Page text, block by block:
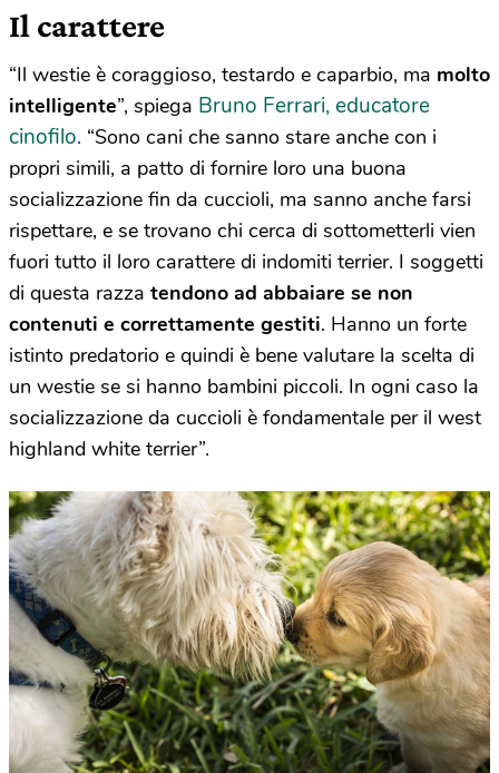
Il carattere
“Il westie è coraggioso, testardo e caparbio, ma molto
intelligente”, spiega Bruno Ferrari, educatore
cinofilo. “Sono cani che sanno stare anche con i
propri simili, a patto di fornire loro una buona
socializzazione fin da cuccioli, ma sanno anche farsi
rispettare, e se trovano chi cerca di sottometterli vien
fuori tutto il loro carattere di indomiti terrier. I soggetti
di questa razza tendono ad abbaiare se non
contenuti e correttamente gestiti. Hanno un forte
istinto predatorio e quindi è bene valutare la scelta di
un westie se si hanno bambini piccoli. In ogni caso la
socializzazione da cuccioli è fondamentale per il west
highland white terrier”.